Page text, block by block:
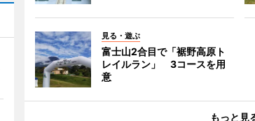
見る・遊ぶ
富士山2合目で「裾野高原ト
レイルラン」 3コースを用
意
もっと見